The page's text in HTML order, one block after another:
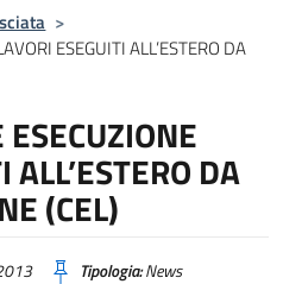
>
ESEGUITI ALL’ESTERO DA
DA
(CEL)
Tipologia:News